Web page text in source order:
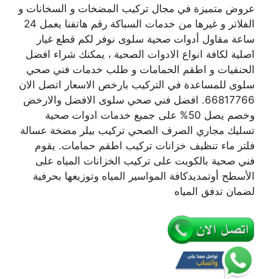
عروض متميزة في مجال تركيب المضخات و السخانات و
الفلاتر و غيرها من خدمات السباكة رقم هاتفنا يعمل 24
ساعة مقاول أدوات صحية سلوى نوفر لكم قطع غيار
اصلية لكافة انواع الادوات الصحية ، يمكنك شراء افضل
الحنفيات و اطقم الحمامات و طلب خدمات فني صحي
سلوى للمساعدة في التركيب بارخص الاسعار اتصل الان
66817766. افضل فني صحي سلوى الافضل والارخض
وخصم يصل 50% على جميع خدمات ادوات صحية
تسليك مجاري الصرف الصحي تركيب بيلر مضخة عسالة
فلتر ماء تنظيف خزانات تركيب اطقم حمامات. يقوم
فني صحية بالكويت على تركيب الخزانات المياه على
الأسطح أوتمديدكافة المواسير المياه وتوزيعها بحرفية
لضمان تدفق المياه